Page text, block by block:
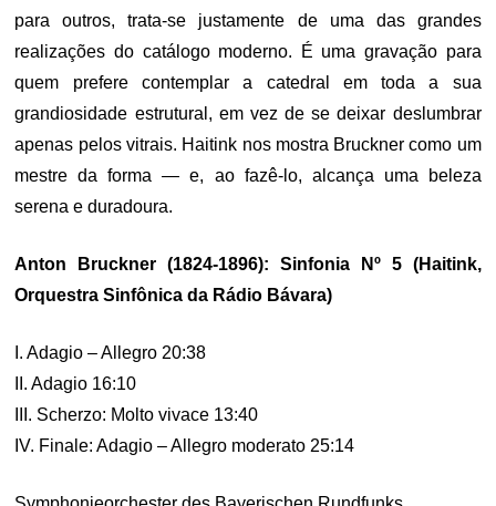
para outros, trata-se justamente de uma das grandes
realizações do catálogo moderno. É uma gravação para
quem prefere contemplar a catedral em toda a sua
grandiosidade estrutural, em vez de se deixar deslumbrar
apenas pelos vitrais. Haitink nos mostra Bruckner como um
mestre da forma — e, ao fazê-lo, alcança uma beleza
serena e duradoura.
Anton Bruckner (1824-1896): Sinfonia Nº 5 (Haitink,
Orquestra Sinfônica da Rádio Bávara)
I. Adagio – Allegro 20:38
II. Adagio 16:10
III. Scherzo: Molto vivace 13:40
IV. Finale: Adagio – Allegro moderato 25:14